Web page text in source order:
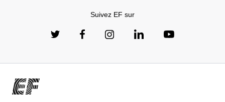
Suivez EF sur